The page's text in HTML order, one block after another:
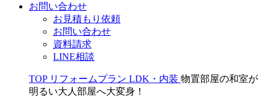
お問い合わせ
お見積もり依頼
お問い合わせ
資料請求
LINE相談
TOP リフォームプラン LDK・内装 物置部屋の和室が
明るい大人部屋へ大変身！